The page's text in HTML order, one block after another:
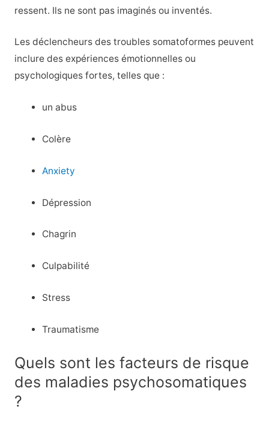
ressent. Ils ne sont pas imaginés ou inventés.
Les déclencheurs des troubles somatoformes peuvent
inclure des expériences émotionnelles ou
psychologiques fortes, telles que :
un abus
Colère
Anxiety
Dépression
Chagrin
Culpabilité
Stress
Traumatisme
Quels sont les facteurs de risque
des maladies psychosomatiques
?